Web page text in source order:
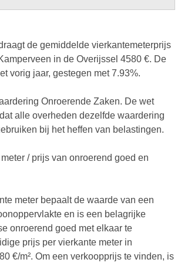
de gemiddelde vierkantemeterprijs
in de Overijssel 4580 €. De
vorig jaar, gestegen met 7.93%.
Onroerende Zaken. De wet
alle overheden dezelfde waardering
bij het heffen van belastingen.
/ prijs van onroerend goed en
meter bepaalt de waarde van een
en is een belagrijke
onroerend goed met elkaar te
prijs per vierkante meter in
€/m². Om een verkoopprijs te vinden, is